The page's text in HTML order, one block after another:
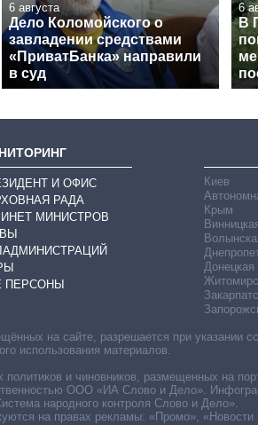
6 августа
Дело Коломойского о
завладении средствами
«ПриватБанка» направили
в суд
6
В
И ОФИС
РАДА
МИНИСТРОВ
ПЕРСОНЫ
Киев
Крым
Донецкая
на сайте, разрешается при указании
использования материалов.
и чиновников, размещенных на
ООО «ИА Слово и Дело».
народного контроля Слово и Дело».
на правах рекламы: «Промо»,